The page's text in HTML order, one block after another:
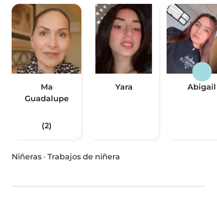
Ma
Guadalupe
(2)
Yara Abigail
Niñeras · Trabajos de niñera